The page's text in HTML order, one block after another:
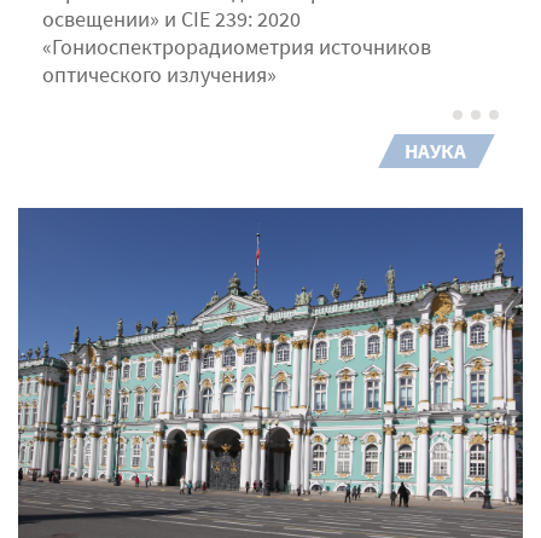
освещении» и CIE 239: 2020
«Гониоспектрорадиометрия источников
оптического излучения»
НАУКА